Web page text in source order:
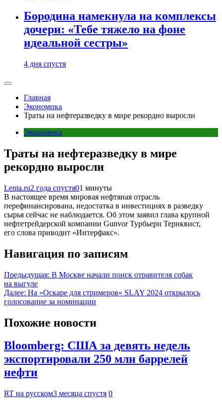
Бородина намекнула на комплексы
дочери: «Тебе тяжело на фоне
идеальной сестры»
4 дня спустя
Главная
Экономика
Траты на нефтеразведку в мире рекордно выросли
Экономика
Траты на нефтеразведку в мире
рекордно выросли
Lenta.ru2 года спустя01 минуты
В настоящее время мировая нефтяная отрасль
перефинансирована, недостатка в инвестициях в разведку
сырья сейчас не наблюдается. Об этом заявил глава крупной
нефтетрейдерской компании Gunvor Турбьерн Тернквист,
его слова приводит «Интерфакс».
Навигация по записям
Предыдущая: В Москве начали поиск отравителя собак
на выгуле
Далее: На «Оскаре для стримеров» SLAY 2024 открылось
голосование за номинации
Похожие новости
Bloomberg: США за девять недель
экспортировали 250 млн баррелей
нефти
RT на русском3 месяца спустя 0